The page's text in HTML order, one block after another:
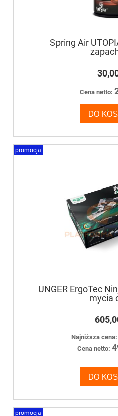
Spring Air
Cena netto:
DO
UNGER ErgoTec
mycia
Najniższa
Cena netto:
DO
promocja
promocja